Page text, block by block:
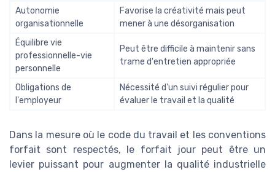
Autonomie
organisationnelle
Favorise la créativité mais peut
mener à une désorganisation
Équilibre vie
professionnelle-vie
personnelle
Peut être difficile à maintenir sans
trame d'entretien appropriée
Obligations de
l'employeur
Nécessité d'un suivi régulier pour
évaluer le travail et la qualité
Dans la mesure où le code du travail et les conventions
forfait sont respectés, le forfait jour peut être un
levier puissant pour augmenter la qualité industrielle